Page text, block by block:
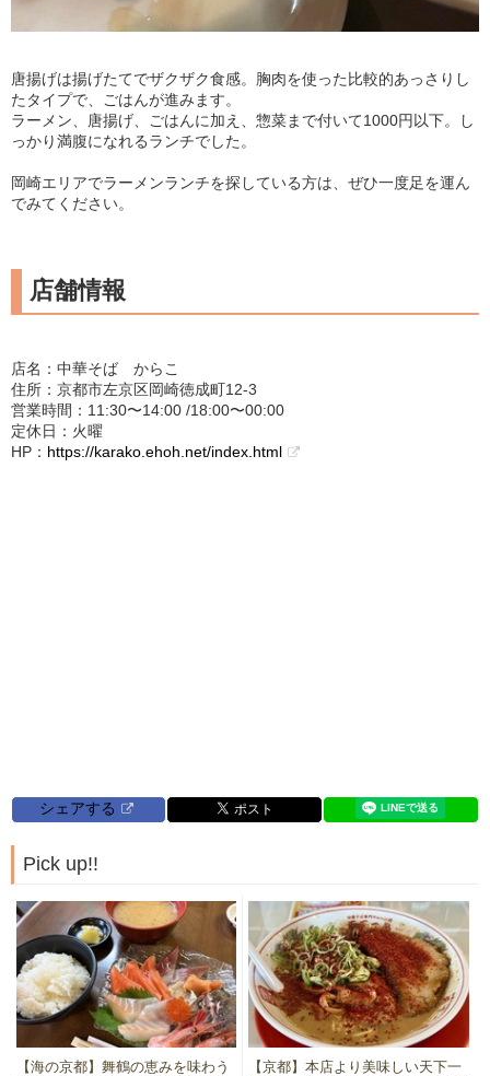
唐揚げは揚げたてでザクザク食感。胸肉を使った比較的あっさりし
たタイプで、ごはんが進みます。
ラーメン、唐揚げ、ごはんに加え、惣菜まで付いて1000円以下。し
っかり満腹になれるランチでした。
岡崎エリアでラーメンランチを探している方は、ぜひ一度足を運ん
でみてください。
店舗情報
店名：中華そば からこ
住所：京都市左京区岡崎徳成町12-3
営業時間：11:30〜14:00 /18:00〜00:00
定休日：火曜
HP： https://karako.ehoh.net/index.html
シェアする
Pick up!!
【海の京都】舞鶴の恵みを味わう
【京都】本店より美味しい天下一